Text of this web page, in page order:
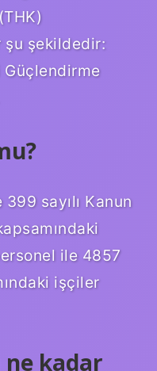
şu şekildedir:
Güçlendirme
sayılı Kanun
ile 4857
işçiler
ne kadar